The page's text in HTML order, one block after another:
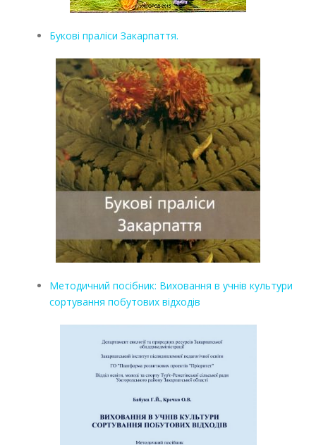
Букові праліси Закарпаття.
Методичний посібник: Виховання в учнів культури
сортування побутових відходів